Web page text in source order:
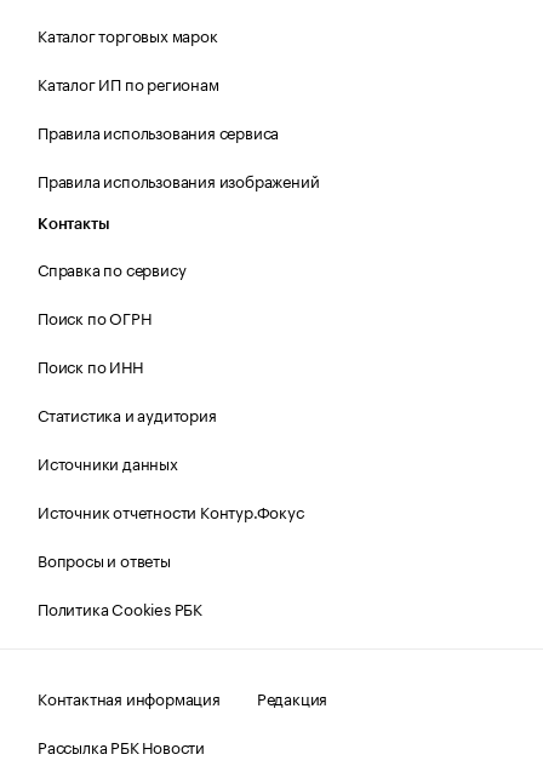
Каталог торговых марок
Каталог ИП по регионам
Правила использования сервиса
Правила использования изображений
Контакты
Справка по сервису
Поиск по ОГРН
Поиск по ИНН
Статистика и аудитория
Источники данных
Источник отчетности Контур.Фокус
Вопросы и ответы
Политика Cookies РБК
Контактная информация
Редакция
Рассылка РБК Новости